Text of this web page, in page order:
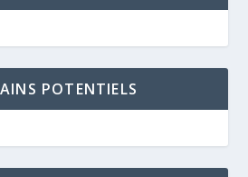
POTENTIELS